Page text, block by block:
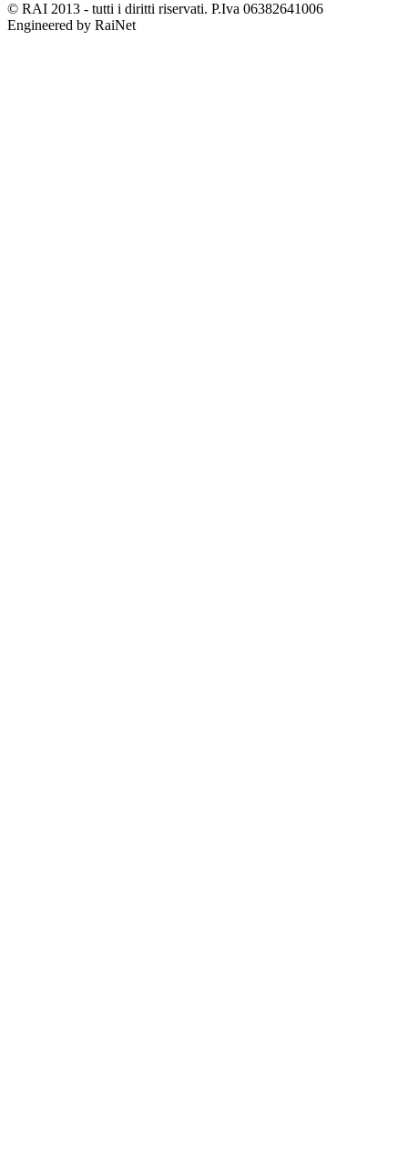
© RAI 2013 - tutti i diritti riservati. P.Iva 06382641006
Engineered by RaiNet